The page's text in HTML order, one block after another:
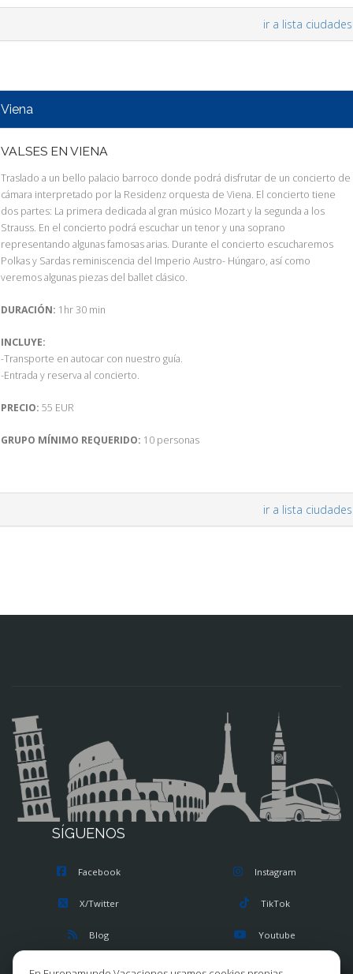
ir a lista ciudades
Viena
VALSES EN VIENA
Traslado a un bello palacio barroco donde podrá disfrutar de un concierto de
cámara interpretado por la Residenz orquesta de Viena. El concierto tiene
dos partes: La primera dedicada al gran músico Mozart y la segunda a los
Strauss. En el concierto podrá escuchar un tenor y una soprano
representando algunas famosas arias. Durante el concierto escucharemos
Polkas y Sardas reminiscencia del Imperio Austro- Húngaro, así como
veremos algunas piezas del ballet clásico.
DURACIÓN: 1hr 30 min
INCLUYE:
-Transporte en autocar con nuestro guía.
-Entrada y reserva al concierto.
PRECIO: 55 EUR
GRUPO MÍNIMO REQUERIDO: 10 personas
ir a lista ciudades
SÍGUENOS
Facebook
X/Twitter
Blog
Opiniones
Instagram
TikTok
Youtube